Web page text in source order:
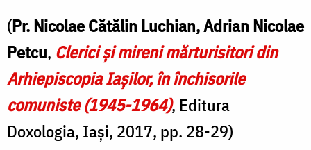
(Pr. Nicolae Cătălin Luchian, Adrian Nicolae
Petcu, Clerici şi mireni mărturisitori din
Arhiepiscopia Iaşilor, în închisorile
comuniste (1945-1964), Editura
Doxologia, Iași, 2017, pp. 28-29)